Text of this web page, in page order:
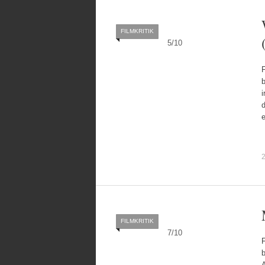
5/10
FILMKRITIK
7/10
FILMKRITIK